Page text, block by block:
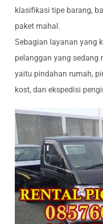
klasifikasi tipe barang,
paket mahal.
Sebagian layanan yang
pelanggan yang sedang
yaitu pindahan rumah,
kost, dan ekspedisi